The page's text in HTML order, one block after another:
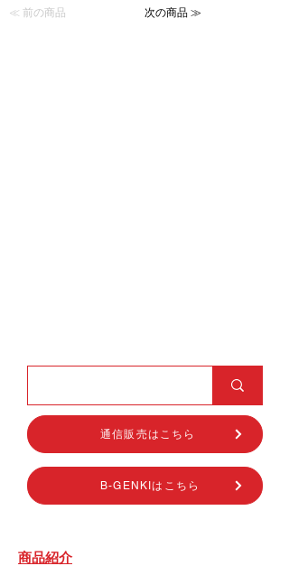
≪ 前の商品 次の商品 ≫
通信販売はこちら
B-GENKIはこちら
商品紹介